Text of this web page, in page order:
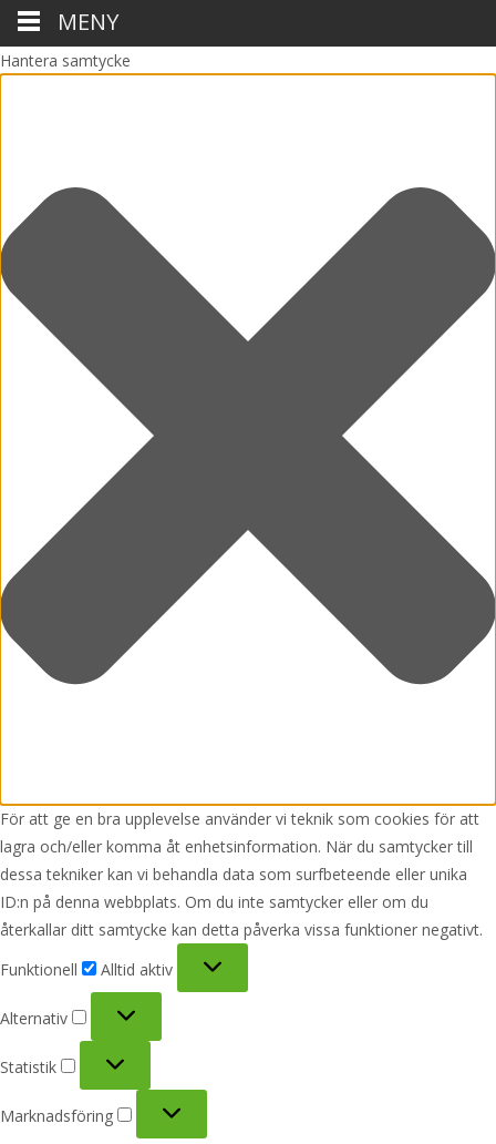
Hantera samtycke
För att ge en bra upplevelse använder vi teknik som cookies för att
lagra och/eller komma åt enhetsinformation. När du samtycker till
dessa tekniker kan vi behandla data som surfbeteende eller unika
ID:n på denna webbplats. Om du inte samtycker eller om du
återkallar ditt samtycke kan detta påverka vissa funktioner negativt.
Funktionell
Alltid aktiv
Alternativ
Statistik
Marknadsföring
MENY